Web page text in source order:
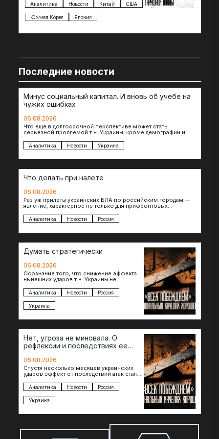
импорта из более 100 стран…
Аналитика Новости Китай США
Южная Корея Япония
Последние новости
Минус социальный капитал. И вновь об учебе на
чужих ошибках
06.08.2026
Что еще в долгосрочной перспективе может стать
серьезной проблемой т.н. Украины, кроме демографии и
которых будет…
Аналитика Новости Украина
Что делать при налете
06.08.2026
Раз уж прилеты украинских БЛА по российским городам —
явление, характерное не только для прифронтовых
Аналитика Новости Россия
Думать стратегически
06.08.2026
Осознание того, что снижение эффекта
нынешних ударов т.н. Украины не
возможностей — повод задаться
вопросом: что делать…
Аналитика Новости Россия
Украина
Нет, угроза не миновала. О
рефлексии и последствиях ее
06.08.2026
Спустя несколько месяцев украинских
ударов эффект от последствий атак стал
коллапса розничной торговли не…
Аналитика Новости Россия
Украина